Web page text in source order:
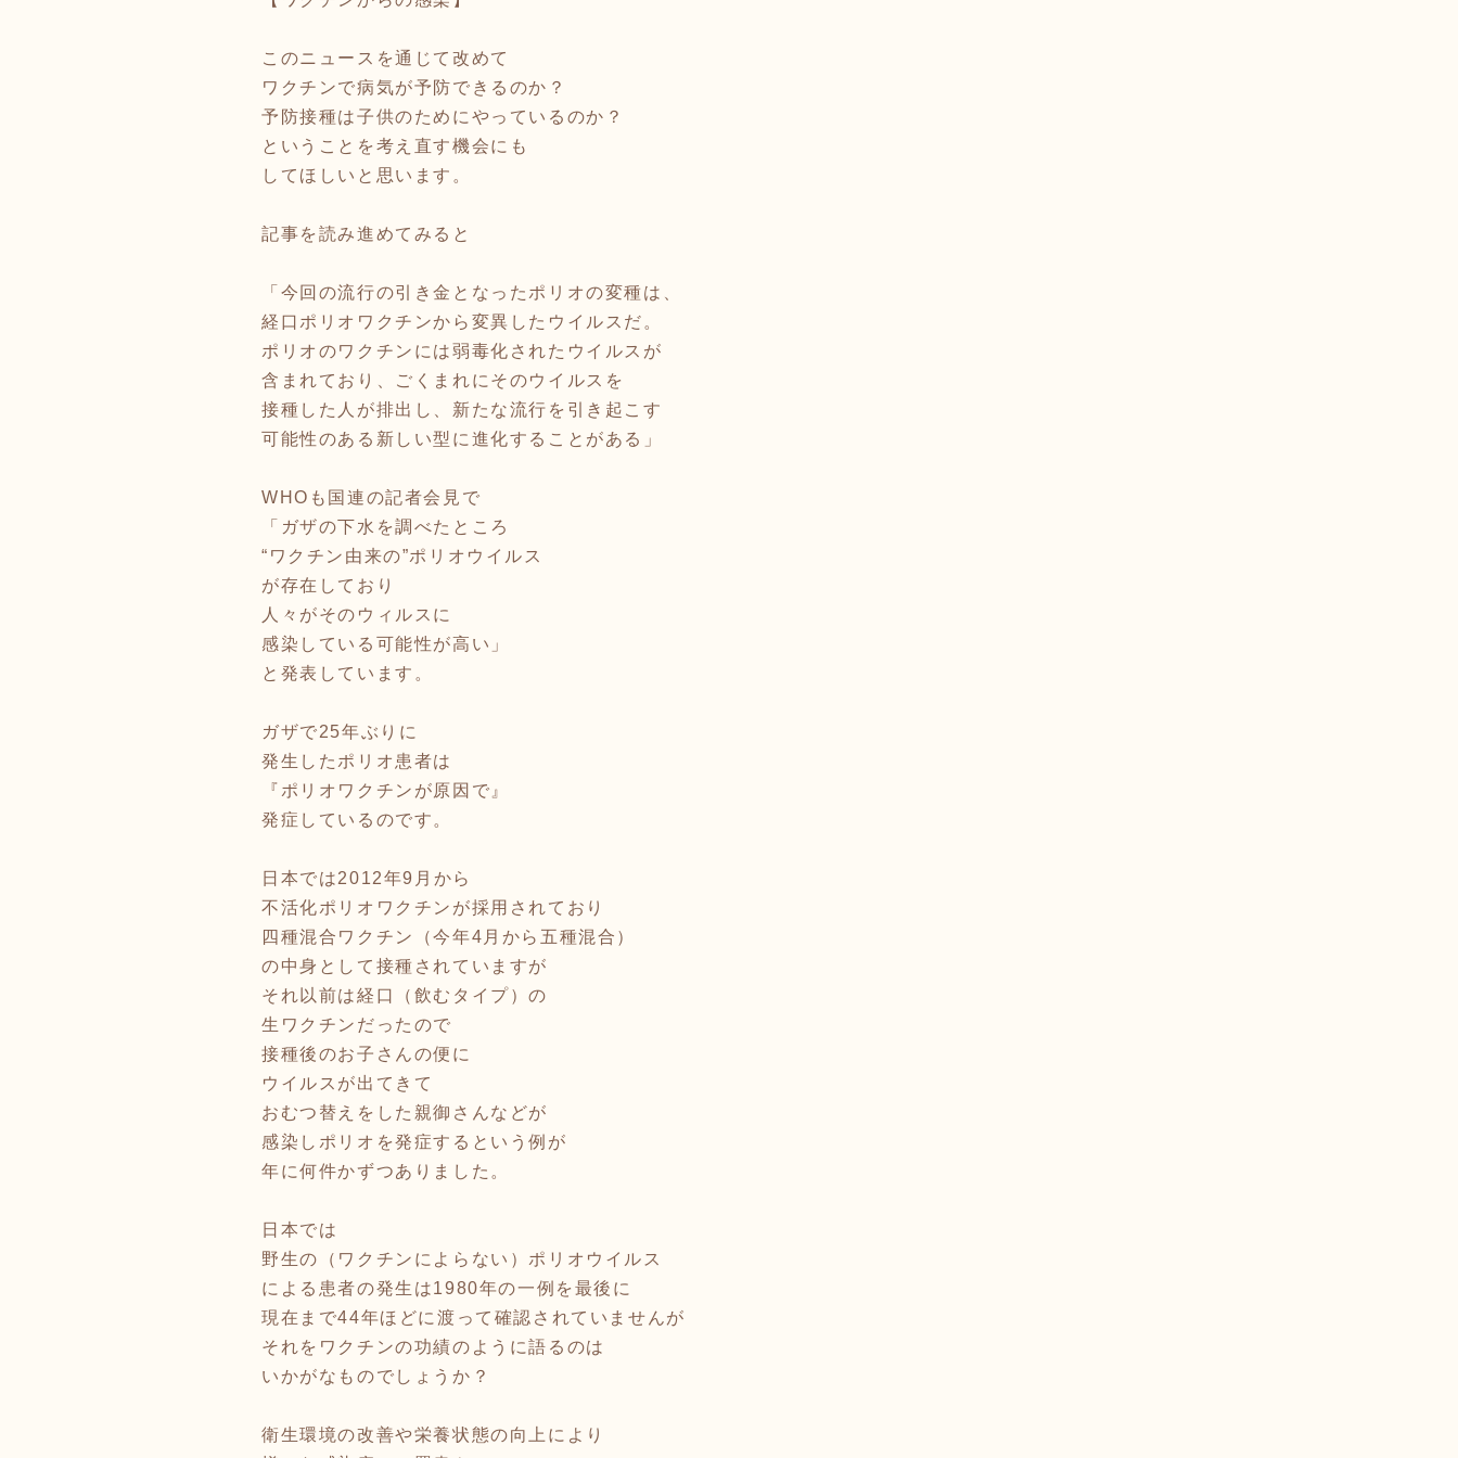
このニュースを通じて改めて
ワクチンで病気が予防できるのか？
予防接種は子供のためにやっているのか？
ということを考え直す機会にも
してほしいと思います。
記事を読み進めてみると
「今回の流行の引き金となったポリオの変種は、
経口ポリオワクチンから変異したウイルスだ。
ポリオのワクチンには弱毒化されたウイルスが
含まれており、ごくまれにそのウイルスを
接種した人が排出し、新たな流行を引き起こす
可能性のある新しい型に進化することがある」
WHOも国連の記者会見で
「ガザの下水を調べたところ
“ワクチン由来の”ポリオウイルス
が存在しており
人々がそのウィルスに
感染している可能性が高い」
と発表しています。
ガザで25年ぶりに
発生したポリオ患者は
『ポリオワクチンが原因で』
発症しているのです。
日本では2012年9月から
不活化ポリオワクチンが採用されており
四種混合ワクチン（今年4月から五種混合）
の中身として接種されていますが
それ以前は経口（飲むタイプ）の
生ワクチンだったので
接種後のお子さんの便に
ウイルスが出てきて
おむつ替えをした親御さんなどが
感染しポリオを発症するという例が
年に何件かずつありました。
日本では
野生の（ワクチンによらない）ポリオウイルス
による患者の発生は1980年の一例を最後に
現在まで44年ほどに渡って確認されていませんが
それをワクチンの功績のように語るのは
いかがなものでしょうか？
衛生環境の改善や栄養状態の向上により